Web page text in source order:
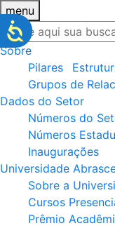
menu
Sobre
Pilares
Grupos de
Dados do Setor
Números do
Números
Inaugurações
Universidade
Sobre a
Cursos
Prêmio